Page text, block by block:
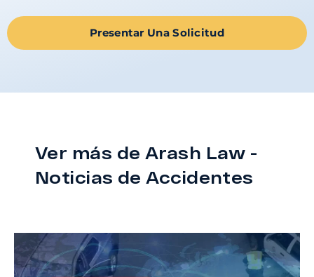
Presentar Una Solicitud
Ver más de Arash Law -
Noticias de Accidentes